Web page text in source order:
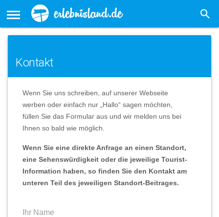
Kontakt
Wenn Sie uns schreiben, auf unserer Webseite
werben oder einfach nur „Hallo“ sagen möchten,
füllen Sie das Formular aus und wir melden uns bei
Ihnen so bald wie möglich.
Wenn Sie eine direkte Anfrage an einen Standort,
eine Sehenswürdigkeit oder die jeweilige Tourist-
Information haben, so finden Sie den Kontakt am
unteren Teil des jeweiligen Standort-Beitrages.
Ihr Name